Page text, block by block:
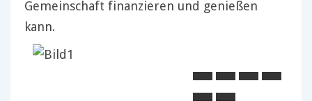
Gemeinschaft finanzieren und genießen
kann.